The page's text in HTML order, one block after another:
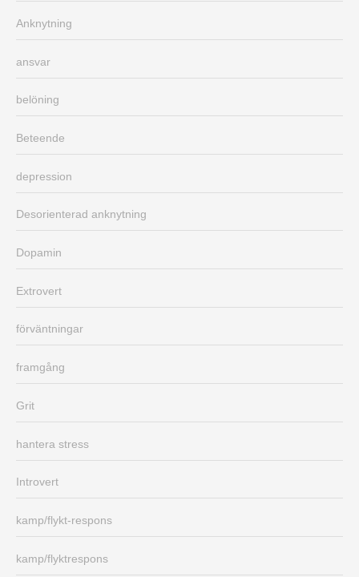
Anknytning
ansvar
belöning
Beteende
depression
Desorienterad anknytning
Dopamin
Extrovert
förväntningar
framgång
Grit
hantera stress
Introvert
kamp/flykt-respons
kamp/flyktrespons